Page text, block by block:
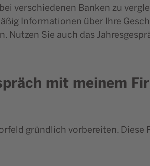
verschiedenen Banken zu
Informationen über Ihre
Nutzen Sie auch das
mit meinem
gründlich vorbereiten. Diese